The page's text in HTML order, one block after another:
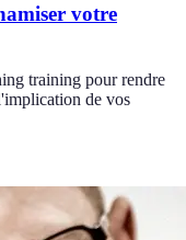
votre
training pour rendre
de vos